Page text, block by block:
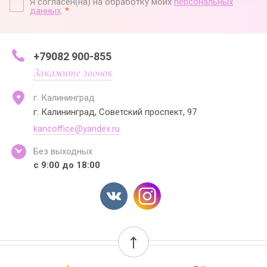
данных. *
+79082 900-855
Закажите звонок
г. Калининград
г. Калининград, Советский проспект, 97
kancoffice@yandex.ru
Без выходных
с 9:00 до 18:00